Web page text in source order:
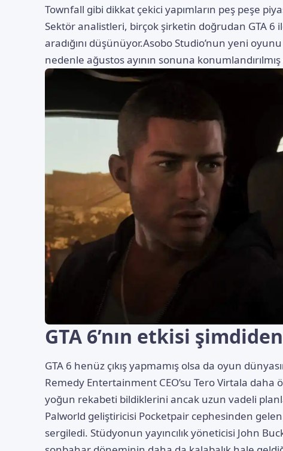
Townfall gibi dikkat çekici yapımların peş peşe
Sektör analistleri, birçok şirketin doğrudan GTA 6
aradığını düşünüyor.Asobo Studio’nun yeni
nedenle ağustos ayının sonuna
GTA 6’nın etkisi
GTA 6 henüz çıkış yapmamış olsa da oyun
Remedy Entertainment CEO’su Tero Virtala daha
yoğun rekabeti bildiklerini ancak uzun vadeli
Palworld geliştiricisi Pocketpair cephesinden
sergiledi. Stüdyonun yayıncılık yöneticisi John